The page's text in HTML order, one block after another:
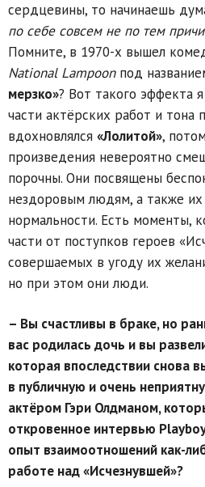
сердцевины, то начинаешь
по себе совсем не по тем
Помните, в 1970-х вышел
National Lampoonпод
мерзко»? Вот такого эффекта
части актёрских работ и тона
вдохновлялся «Лолитой»,
произведения невероятно
порочны. Они посвящены
нездоровым людям, а также
нормальности. Есть моменты,
части от поступков героев
совершаемых в угоду их
но при этом они люди.
– Вы счастливы в браке, но
вас родилась дочь и вы
которая впоследствии снова
в публичную и очень
актёром Гэри Олдманом,
откровенное интервью
опыт взаимоотношений как-
работе над «Исчезнувшей»?